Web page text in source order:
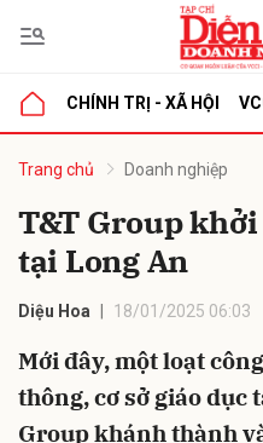
CHÍNH TRỊ - XÃ HỘI
Trang chủ Doanh nghiệp
T&T Group
tại Long An
Diệu Hoa 18/01/2025 06:03
Mới đây, một loạt
thông, cơ sở giáo dục
Group khánh thành
luận